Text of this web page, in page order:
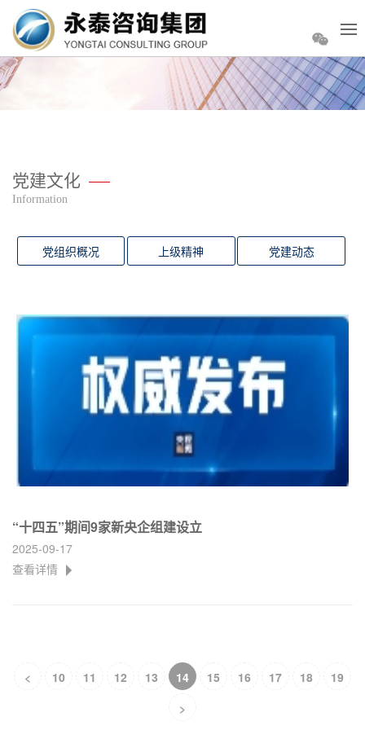
党建文化
Information
党组织概况 上级精神 党建动态
“十四五”期间9家新央企组建设立
2025-09-17
查看详情
< 10 11 12 13 14 15 16 17 18
19
>